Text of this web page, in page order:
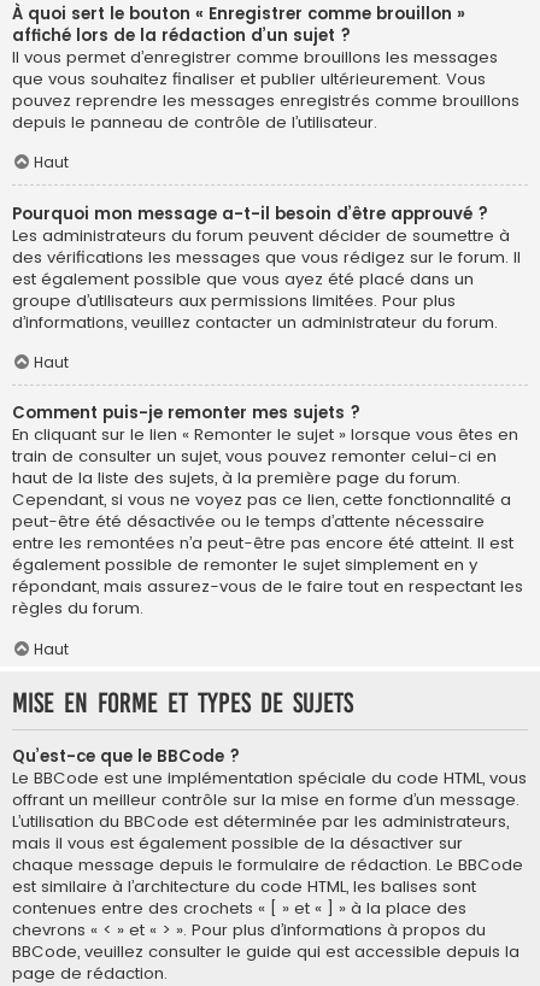
À quoi sert le bouton « Enregistrer comme brouillon »
affiché lors de la rédaction d’un sujet ?
Il vous permet d’enregistrer comme brouillons les messages
que vous souhaitez finaliser et publier ultérieurement. Vous
pouvez reprendre les messages enregistrés comme brouillons
depuis le panneau de contrôle de l’utilisateur.
Haut
Pourquoi mon message a-t-il besoin d’être approuvé ?
Les administrateurs du forum peuvent décider de soumettre à
des vérifications les messages que vous rédigez sur le forum. Il
est également possible que vous ayez été placé dans un
groupe d’utilisateurs aux permissions limitées. Pour plus
d’informations, veuillez contacter un administrateur du forum.
Haut
Comment puis-je remonter mes sujets ?
En cliquant sur le lien « Remonter le sujet » lorsque vous êtes en
train de consulter un sujet, vous pouvez remonter celui-ci en
haut de la liste des sujets, à la première page du forum.
Cependant, si vous ne voyez pas ce lien, cette fonctionnalité a
peut-être été désactivée ou le temps d’attente nécessaire
entre les remontées n’a peut-être pas encore été atteint. Il est
également possible de remonter le sujet simplement en y
répondant, mais assurez-vous de le faire tout en respectant les
règles du forum.
Haut
Mise en forme et types de sujets
Qu’est-ce que le BBCode ?
Le BBCode est une implémentation spéciale du code HTML, vous
offrant un meilleur contrôle sur la mise en forme d’un message.
L’utilisation du BBCode est déterminée par les administrateurs,
mais il vous est également possible de la désactiver sur
chaque message depuis le formulaire de rédaction. Le BBCode
est similaire à l’architecture du code HTML, les balises sont
contenues entre des crochets « [ » et « ] » à la place des
chevrons « < » et « > ». Pour plus d’informations à propos du
BBCode, veuillez consulter le guide qui est accessible depuis la
page de rédaction.